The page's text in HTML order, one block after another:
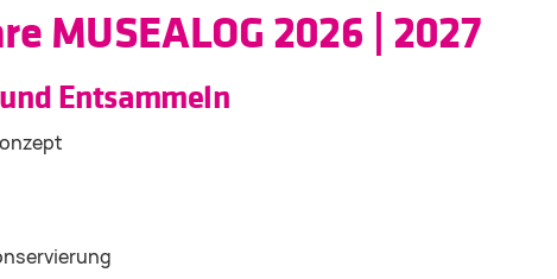
MUSEALOG 2026 | 2027
Entsammeln